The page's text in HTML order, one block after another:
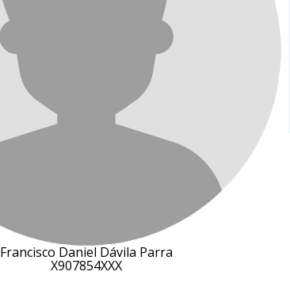
Francisco Daniel Dávila Parra
X907854XXX